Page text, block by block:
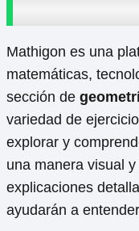
Mathigon es una
matemáticas,
sección de
variedad de
explorar y
una manera visual
explicaciones
ayudarán a